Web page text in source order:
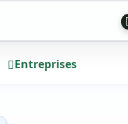
Entreprises